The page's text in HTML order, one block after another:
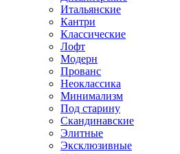
Итальянские
Кантри
Классические
Лофт
Модерн
Прованс
Неоклассика
Минимализм
Под старину
Скандинавские
Элитные
Эксклюзивные